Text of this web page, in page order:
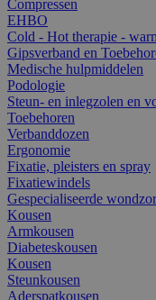
Compressen
EHBO
Cold - Hot therapie -
Gipsverband en
Medische hulpmiddelen
Podologie
Steun- en inlegzolen en
Toebehoren
Verbanddozen
Ergonomie
Fixatie, pleisters en spray
Fixatiewindels
Gespecialiseerde
Kousen
Armkousen
Diabeteskousen
Kousen
Steunkousen
Aderspatkousen